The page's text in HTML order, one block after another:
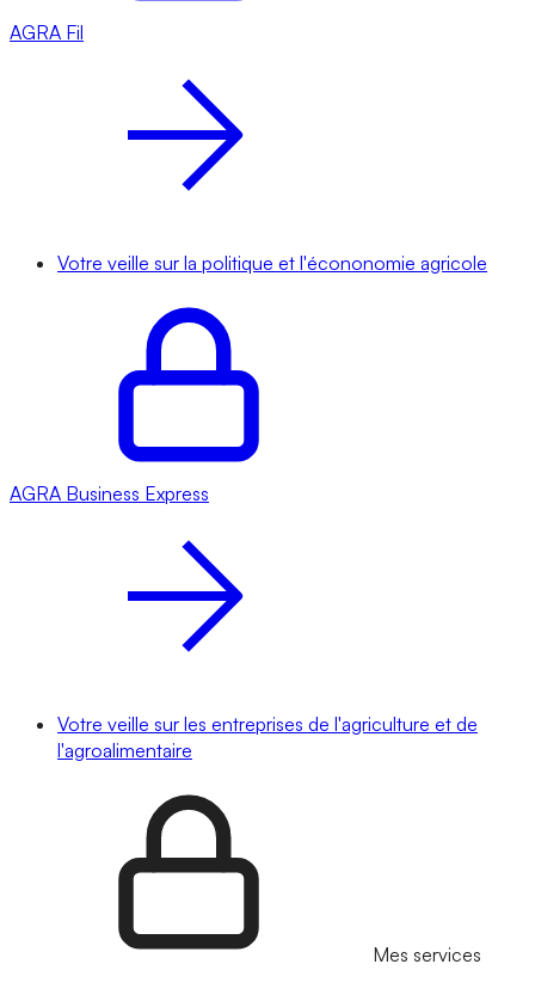
AGRA Fil
Votre veille sur la politique et l'écononomie agricole
AGRA Business Express
Votre veille sur les entreprises de l'agriculture et de
l'agroalimentaire
Mes services